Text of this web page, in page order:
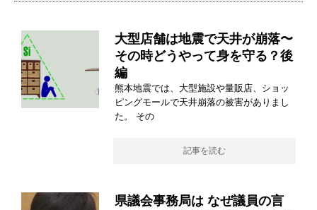
大型店舗は地震で天井が崩落〜
その時どうやって身を守る？後
編
熊本地震では、大型施設や量販店、ショッ
ピングモールで天井崩落の被害がありまし
た。 その
記事を読む
県議会事務局は なぜ議員の言